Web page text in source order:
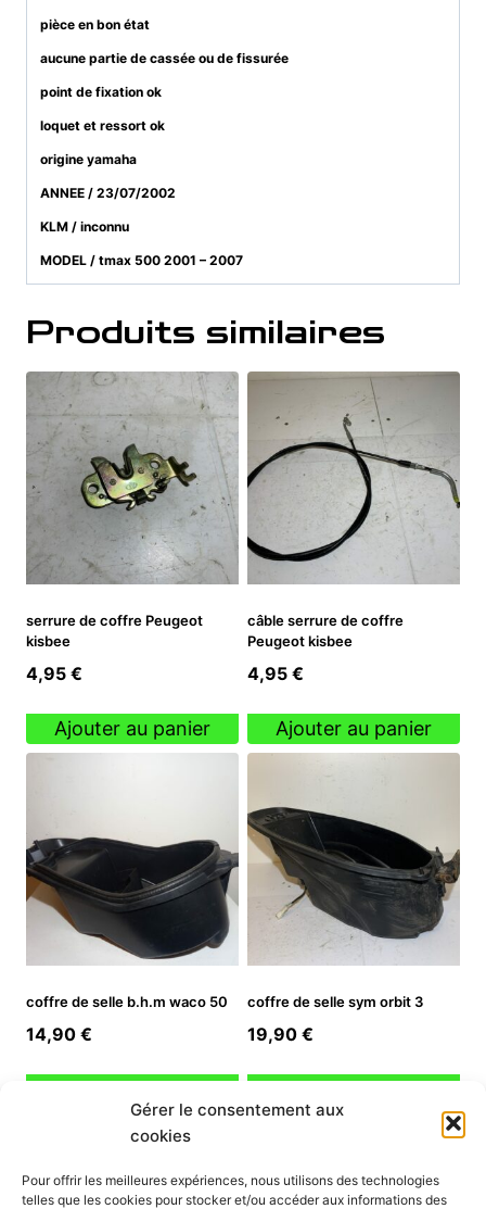
Gérer le consentement aux
cookies
Pour offrir les meilleures expériences, nous utilisons des technologies
telles que les cookies pour stocker et/ou accéder aux informations des
pièce en bon état
aucune partie de cassée ou de fissurée
point de fixation ok
loquet et ressort ok
origine yamaha
ANNEE / 23/07/2002
KLM / inconnu
MODEL / tmax 500 2001 – 2007
Produits similaires
serrure de coffre Peugeot
kisbee
4,95 €
Ajouter au panier
câble serrure de coffre
Peugeot kisbee
4,95 €
Ajouter au panier
coffre de selle b.h.m waco 50
14,90 €
coffre de selle sym orbit 3
19,90 €
INFORMATION